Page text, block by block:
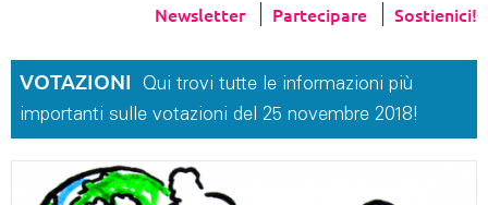
Newsletter Partecipare Sostienici!
VOTAZIONI
Qui trovi tutte le informazioni più
importanti sulle votazioni del 25 novembre 2018!